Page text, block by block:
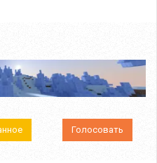
Голосовать